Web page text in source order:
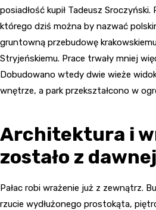
posiadłość kupił Tadeusz
którego dziś można by nazwać
gruntowną przebudowę
Stryjeńskiemu. Prace trwały mniej
Dobudowano wtedy dwie wieże
wnętrze, a park przekształcono w
Architektura i
zostało z
Pałac robi wrażenie już z zewnątrz.
rzucie wydłużonego prostokąta,